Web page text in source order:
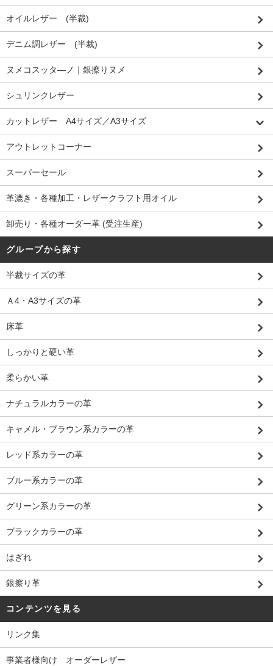
オイルレザー (半裁)
デニム調レザー (半裁)
ヌメコスッタ―ノ｜銀擦りヌメ
シュリンクレザー
カットレザー A4サイズ／A3サイズ
アウトレットコーナー
スーパーセール
革漉き・各種加工・レザークラフト用オイル
卸売り・各種オーダー革 (受注生産)
グループから探す
半裁サイズの革
Ａ4・A3サイズの革
床革
しっかりと硬い革
柔らかい革
ナチュラルカラーの革
キャメル・ブラウン系カラーの革
レッド系カラーの革
ブルー系カラーの革
グリーン系カラーの革
ブラックカラーの革
はぎれ
銀擦り革
コンテンツを見る
リンク集
事業者様向け オーダーレザー